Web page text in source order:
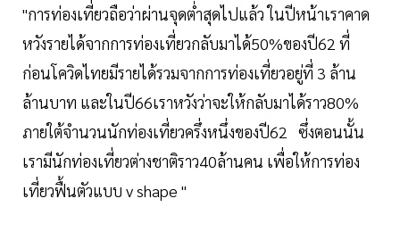
"การท่องเที่ยวถือว่าผ่านจุดต่ำสุดไปแล้ว ในปีหน้าเราคาด
หวังรายได้จากการท่องเที่ยวกลับมาได้50%ของปี62 ที่
ก่อนโควิดไทยมีรายได้รวมจากการท่องเที่ยวอยู่ที่ 3 ล้าน
ล้านบาท และในปี66เราหวังว่าจะให้กลับมาได้ราว80%
ภายใต้จำนวนนักท่องเที่ยวครึ่งหนึ่งของปี62 ซึ่งตอนนั้น
เรามีนักท่องเที่ยวต่างชาติราว40ล้านคน เพื่อให้การท่อง
เที่ยวฟื้นตัวแบบ v shape "